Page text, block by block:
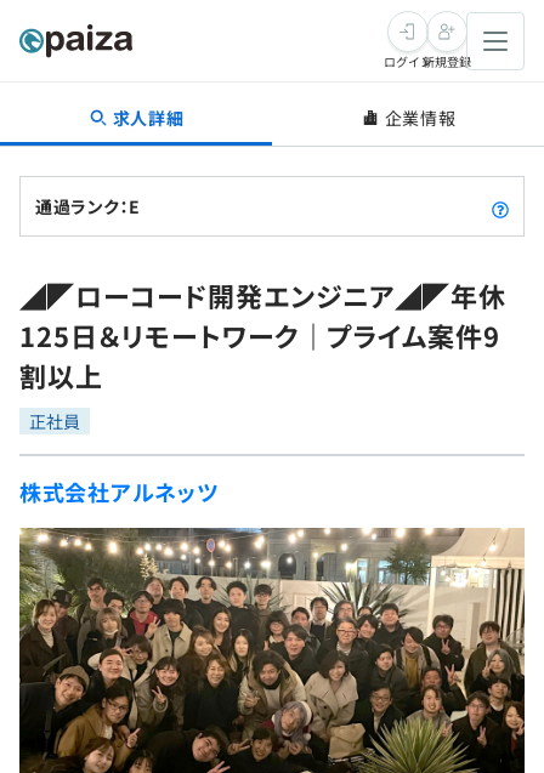
転職・キャリア
転職成功ガイド
転職エージェント
インタビュー
転職成功ガイド
新卒就活
求人検索
本選考
インターン
新卒エージェント
イベント・セミナー
インタビュー
就活成功ガイド
学習
問題集
4択課題
ナレッジ
リファレンス
プラン
個人向けプラン
プログラミング言語
評価結果一覧
再チャレンジ結果一覧
ゲーム・マンガ
Tech Team Journal
paiza times
note
paizaとは？
ログイン新規登録
求人詳細 企業情報
通過ランク：E
◢◤ローコード開発エンジニア◢◤年休
125日＆リモートワーク｜プライム案件9
割以上
正社員
株式会社アルネッツ